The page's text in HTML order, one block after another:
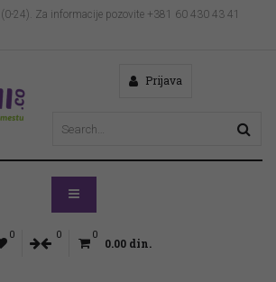
(0-24). Za informacije pozovite +381 60 430 43 41
Prijava
0 0 0
0.00 din.